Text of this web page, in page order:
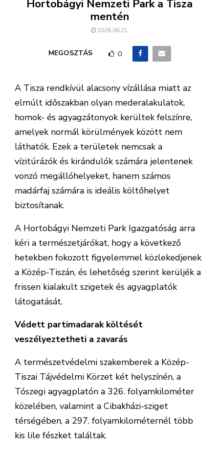
Hortobágyi Nemzeti Park a Tisza
mentén
2026.06.21.
MEGOSZTÁS 0
A Tisza rendkívül alacsony vízállása miatt az
elmúlt időszakban olyan mederalakulatok,
homok- és agyagzátonyok kerültek felszínre,
amelyek normál körülmények között nem
láthatók. Ezek a területek nemcsak a
vízitúrázók és kirándulók számára jelentenek
vonzó megállóhelyeket, hanem számos
madárfaj számára is ideális költőhelyet
biztosítanak.
A Hortobágyi Nemzeti Park Igazgatóság arra
kéri a természetjárókat, hogy a következő
hetekben fokozott figyelemmel közlekedjenek
a Közép-Tiszán, és lehetőség szerint kerüljék a
frissen kialakult szigetek és agyagplatók
látogatását.
Védett partimadarak költését
veszélyeztetheti a zavarás
A természetvédelmi szakemberek a Közép-
Tiszai Tájvédelmi Körzet két helyszínén, a
Tószegi agyagplatón a 326. folyamkilométer
közelében, valamint a Cibakházi-sziget
térségében, a 297. folyamkilométernél több
kis lile fészket találtak.